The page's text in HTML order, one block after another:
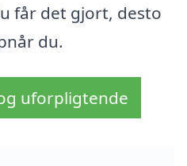
får det gjort, desto
du.
uforpligtende